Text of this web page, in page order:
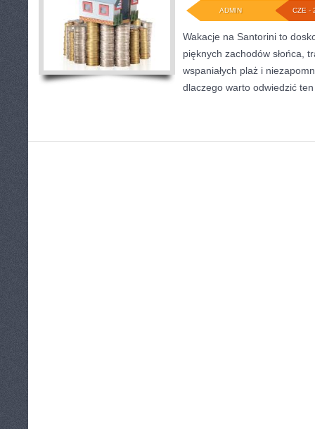
CZE -
ADMIN
Wakacje na Santorini to
pięknych zachodów słońca,
wspaniałych plaż i
dlaczego warto odwiedzić